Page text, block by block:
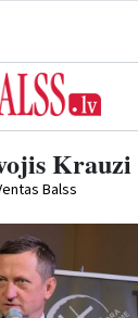
Krauzi
Balss